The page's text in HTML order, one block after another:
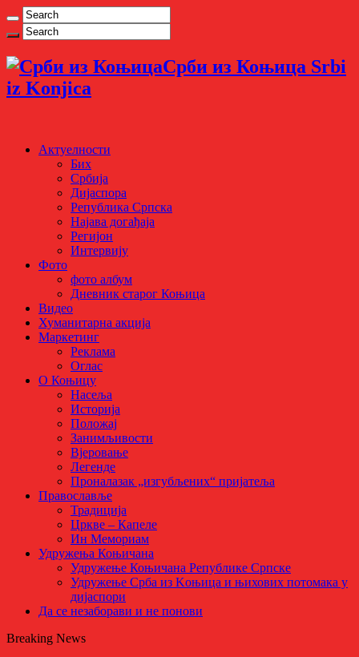
Срби из Коњица Srbi
iz Konjica
Актуелности
Бих
Србија
Дијаспора
Република Српска
Најава догађаја
Регијон
Интервију
Фото
фото албум
Дневник старог Коњица
Видео
Хуманитарна акција
Маркетинг
Реклама
Оглас
О Коњицу
Насеља
Историја
Положај
Занимљивости
Вјеровање
Легенде
Проналазак „изгубљених“ пријатеља
Православље
Традиција
Цркве – Капеле
Ин Мемориам
Удружења Коњичана
Удружење Коњичана Републике Српске
Удружење Срба из Kоњица и њихових потомака у
дијаспори
Да се незаборави и не понови
Breaking News